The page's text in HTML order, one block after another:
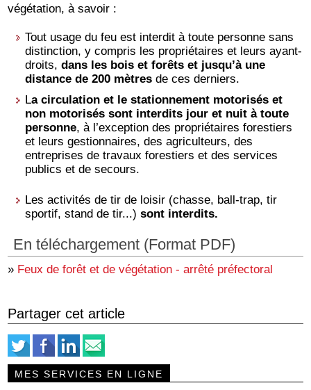
végétation, à savoir :
Tout usage du feu est interdit à toute personne sans
distinction, y compris les propriétaires et leurs ayant-
droits,dans les bois et forêts et jusqu’à une
distance de 200 mètres de ces derniers.
La circulation et le stationnement motorisés et
non motorisés sont interdits jour et nuit à toute
personne, à l’exception des propriétaires forestiers
et leurs gestionnaires, des agriculteurs, des
entreprises de travaux forestiers et des services
publics et de secours.
Les activités de tir de loisir (chasse, ball-trap, tir
sportif, stand de tir...) sont interdits.
En téléchargement (Format PDF)
» Feux de forêt et de végétation - arrêté préfectoral
Partager cet article
MES SERVICES EN LIGNE